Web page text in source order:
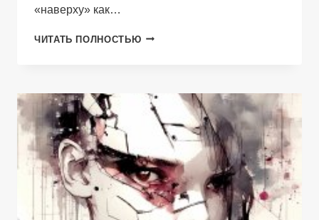
«наверху» как…
ЧИТАТЬ ПОЛНОСТЬЮ РУИНЫ